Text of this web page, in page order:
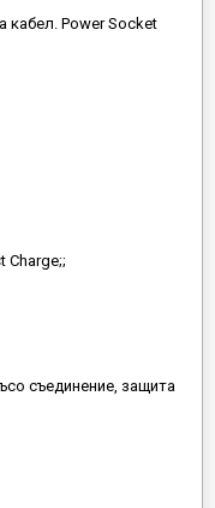
кабел. Power Socket
Charge;;
съединение, защита